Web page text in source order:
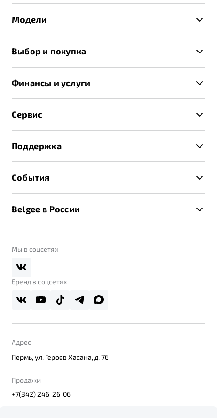
Модели
X70
Выбор и покупка
Спецпредложения и Акции
Записаться на тест-драйв
Получить предложение
Финансы и услуги
Трейд-ин
Страхование
Расчет КАСКО
Сервис
Руководство по эксплуатации
Техническое обслуживание
Калькулятор ТО
Поддержка
Помощь на дорогах
Belgee Линк
Реферальная программа
События
Контакты
Belgee в России
О дилерском центре
Правовая информация
Мы в соцсетях
Бренд в соцсетях
Адрес
Пермь, ул. Героев Хасана, д. 76
Продажи
+7(342) 246-26-06